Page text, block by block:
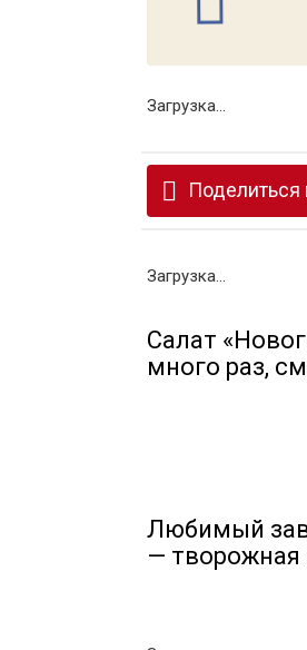
Загрузка...
Поделиться
Загрузка...
Салат
много раз,
Любимый
— творожная